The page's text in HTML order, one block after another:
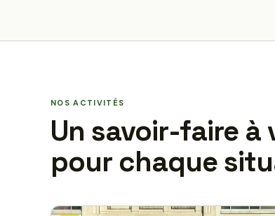
NOS ACTIVITÉS
Un savoir-faire à
pour chaque